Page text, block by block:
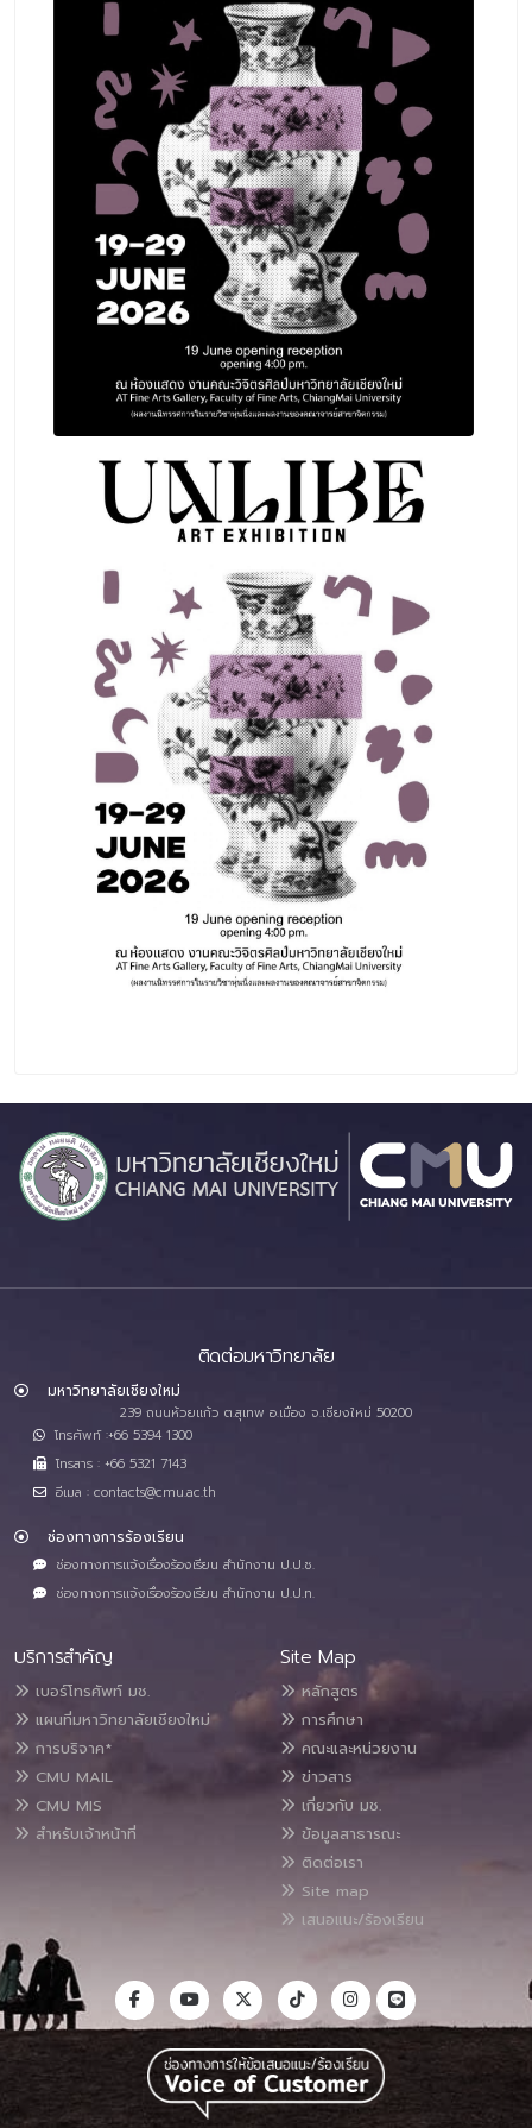
ติดต่อมหาวิทยาลัย
มหาวิทยาลัยเชียงใหม่
239 ถนนห้วยแก้ว ต.สุเทพ อ.เมือง จ.เชียงใหม่ 50200
โทรศัพท์ :+66 5394 1300
โทรสาร : +66 5321 7143
อีเมล : contacts@cmu.ac.th
ช่องทางการร้องเรียน
ช่องทางการแจ้งเรื่องร้องเรียน สำนักงาน ป.ป.ช.
ช่องทางการแจ้งเรื่องร้องเรียน สำนักงาน ป.ป.ท.
บริการสำคัญ
เบอร์โทรศัพท์ มช.
แผนที่มหาวิทยาลัยเชียงใหม่
การบริจาค*
CMU MAIL
CMU MIS
สำหรับเจ้าหน้าที่
Site Map
หลักสูตร
การศึกษา
คณะและหน่วยงาน
ข่าวสาร
เกี่ยวกับ มช.
ข้อมูลสาธารณะ
ติดต่อเรา
Site map
เสนอแนะ/ร้องเรียน